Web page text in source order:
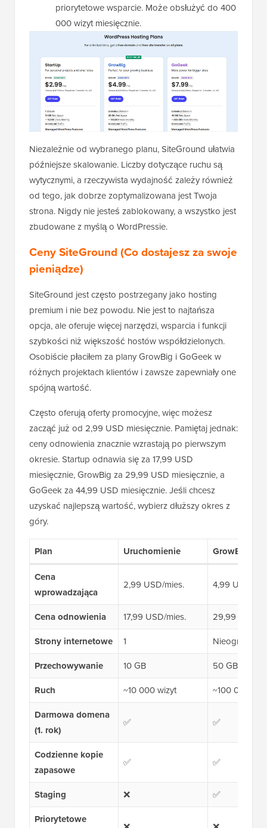
priorytetowe wsparcie. Może obsłużyć do 400
000 wizyt miesięcznie.
Niezależnie od wybranego planu, SiteGround ułatwia
późniejsze skalowanie. Liczby dotyczące ruchu są
wytycznymi, a rzeczywista wydajność zależy również
od tego, jak dobrze zoptymalizowana jest Twoja
strona. Nigdy nie jesteś zablokowany, a wszystko jest
zbudowane z myślą o WordPressie.
Ceny SiteGround (Co dostajesz za swoje
pieniądze)
SiteGround jest często postrzegany jako hosting
premium i nie bez powodu. Nie jest to najtańsza
opcja, ale oferuje więcej narzędzi, wsparcia i funkcji
szybkości niż większość hostów współdzielonych.
Osobiście płaciłem za plany GrowBig i GoGeek w
różnych projektach klientów i zawsze zapewniały one
spójną wartość.
Często oferują oferty promocyjne, więc możesz
zacząć już od 2,99 USD miesięcznie. Pamiętaj jednak:
ceny odnowienia znacznie wzrastają po pierwszym
okresie. Startup odnawia się za 17,99 USD
miesięcznie, GrowBig za 29,99 USD miesięcznie, a
GoGeek za 44,99 USD miesięcznie. Jeśli chcesz
uzyskać najlepszą wartość, wybierz dłuższy okres z
góry.
Plan Uruchomienie
GrowBig
Cena
wprowadzająca
2,99 USD/mies. 4,99 USD/
Cena odnowienia 17,99 USD/mies.
29,99 USD/
Strony internetowe
1
Przechowywanie
10 GB
50 GB
Ruch
~10 000 wizyt
~100 000
Darmowa domena
(1. rok)
✅ ✅
Codzienne kopie
zapasowe
✅ ✅
Staging ❌
✅
Priorytetowe